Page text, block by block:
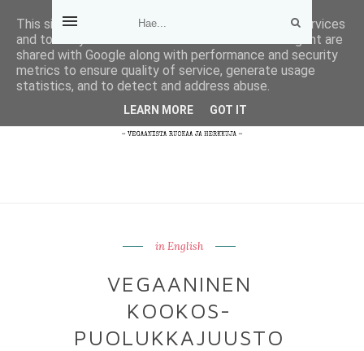
in English
VEGAANINEN
KOOKOS-
PUOLUKKAJUUSTO
This site uses cookies from Google to deliver its services
and to analyze traffic. Your IP address and user-agent are
shared with Google along with performance and security
metrics to ensure quality of service, generate usage
statistics, and to detect and address abuse.
LEARN MORE GOT IT